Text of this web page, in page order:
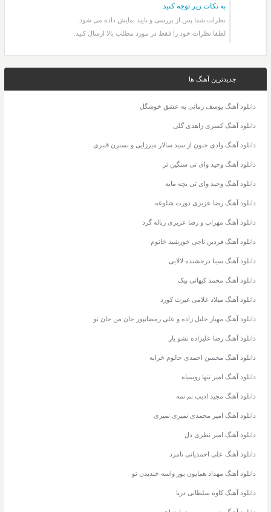
به نکات زیر توجه کنید
نظرات شما پس از بررسی و تایید نمایش داده می شود.
لطفا نظرات خود را فقط در مورد مطلب بالا ارسال کنید.
جدیدترین آهنگ ها
دانلود آهنگ یوسف زمانی یه عشق خوشگل
دانلود آهنگ کسری زاهدی گلی
دانلود آهنگ وادی جنون از سید سالار میرزایی و نسترن قنبری
دانلود آهنگ وحید وای تی سنگین تر
دانلود آهنگ وحید وای تی بچه مایه
دانلود آهنگ رضا عزیزی دورت شلوغه
دانلود آهنگ مهراب و رضا عزیزی زباله گرد
دانلود آهنگ فردین ناجی خورشید خانوم
دانلود آهنگ سینا درخشنده لالایی
دانلود آهنگ محمد کیهانی پیک
دانلود آهنگ میلاد غلامی غیرت کورد
دانلود آهنگ مهیار خلیل زاده و علی رمضانپور جان من جان تو
دانلود آهنگ رضا علیزاده نشو یار
دانلود آهنگ محسن احمدی حالوم خرابه
دانلود آهنگ امیر تنها روسیاه
دانلود آهنگ مجید ادیب نم نمه
دانلود آهنگ امیر محمدی نمیری نمیری
دانلود آهنگ امیر نظری دل
دانلود آهنگ علی احمدیانی نامرد
دانلود آهنگ مهداد همایون پور واسه خندیدن تو
دانلود آهنگ کاوه سلطانی دریا